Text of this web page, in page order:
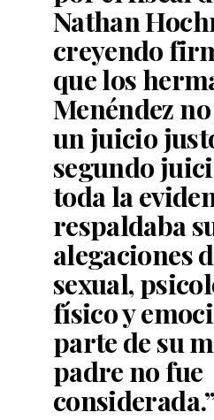
Nathan
creyendo
que los
Menéndez
un juicio
segundo
toda la
respaldaba
alegaciones
sexual,
físico y
parte de su
padre no fue
considerada.”